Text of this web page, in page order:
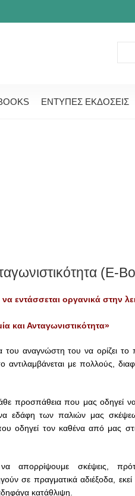
ΕΝΤΥΠΕΣ ΕΚΔΟΣΕΙΣ
(E-
εντάσσεται οργανικά στην
και Ανταγωνιστικότητα»
του αναγνώστη του να ορίζει
με πολλούς,
προσπάθεια που μας οδηγεί
εδάφη των παλιών μας
οδηγεί τον καθένα από μας
να απορρίψουμε σκέψεις,
σε πραγματικά αδιέξοδα,
κατάθλιψη.